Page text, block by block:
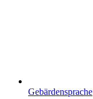
Gebärdensprache